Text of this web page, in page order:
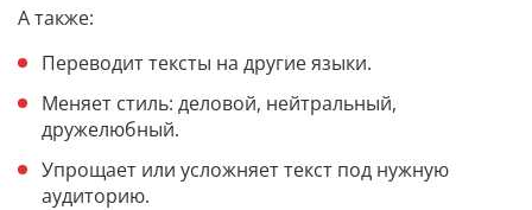
А также:
Переводит тексты на другие языки.
Меняет стиль: деловой, нейтральный,
дружелюбный.
Упрощает или усложняет текст под нужную
аудиторию.